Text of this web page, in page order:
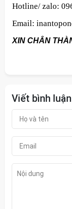
Hotline/ zalo:
Email:
XIN CHÂN
Viết bình